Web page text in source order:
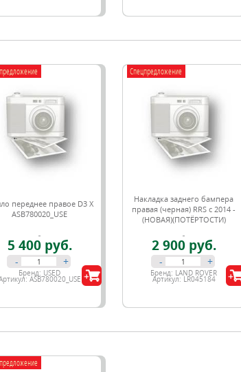
переднее правое D3 X
ASB780020_USE
5 400 руб.
- +
Бренд: USED
ASB780020_USE
Спецпредложение
Накладка заднего бампера
правая (черная) RRS c 2014 -
(НОВАЯ)(ПОТЁРТОСТИ)
2 900 руб.
- +
Бренд: LAND ROVER
Артикул: LR045184